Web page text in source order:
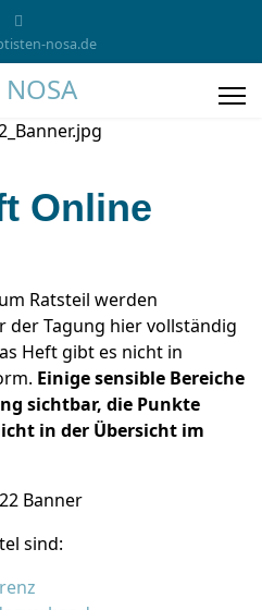
nosa.de
Online
Ratsteil werden
der Tagung hier vollständig
Heft gibt es nicht in
Einige sensible Bereiche
sichtbar, die Punkte
in der Übersicht im
sind: